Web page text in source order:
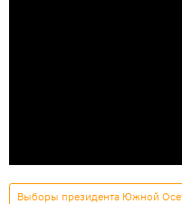
Выборы президента Южной